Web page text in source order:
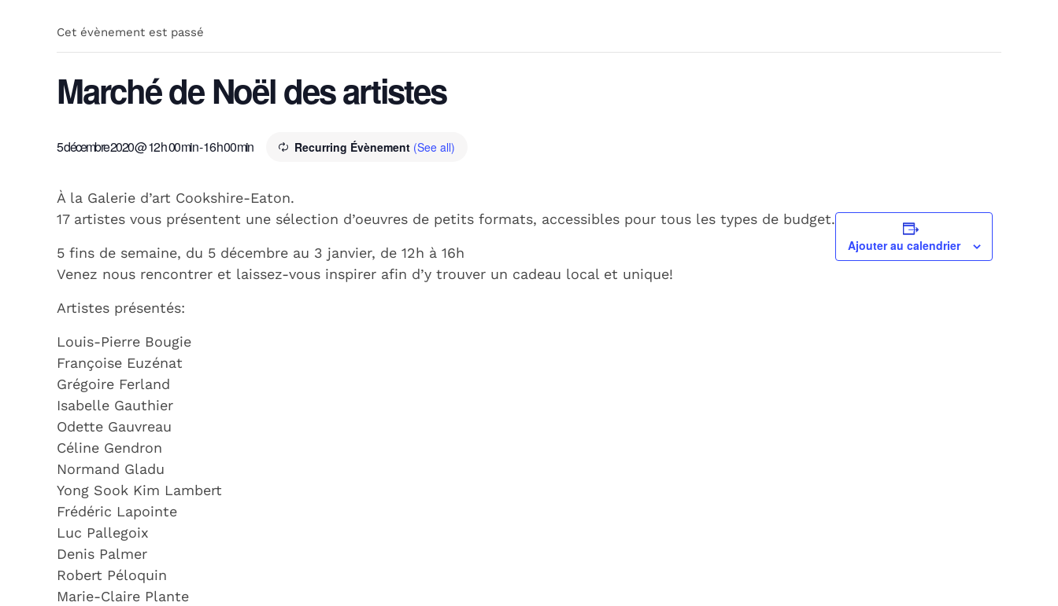
Cet évènement est passé
Marché de Noël des artistes
5 décembre 2020 @ 12 h 00 min-16 h 00 min Recurring Évènement (See all)
À la Galerie d’art Cookshire-Eaton.
17 artistes vous présentent une sélection d’oeuvres de petits formats, accessibles pour tous les types de budget.
5 fins de semaine, du 5 décembre au 3 janvier, de 12h à 16h
Venez nous rencontrer et laissez-vous inspirer afin d’y trouver un cadeau local et unique!
Artistes présentés:
Louis-Pierre Bougie
Françoise Euzénat
Grégoire Ferland
Isabelle Gauthier
Odette Gauvreau
Céline Gendron
Normand Gladu
Yong Sook Kim Lambert
Frédéric Lapointe
Luc Pallegoix
Denis Palmer
Robert Péloquin
Marie-Claire Plante
Ajouter au calendrier